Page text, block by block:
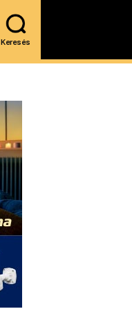
Keresés